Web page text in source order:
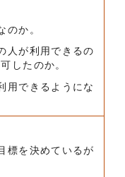
か。
人が利用できるの
したのか。
用できるようにな
標を決めているが